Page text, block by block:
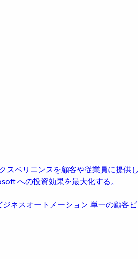
スペリエンスを顧客や従業員に提供
への投資効果を最大化する。
ジネスオートメーション 単一の顧客